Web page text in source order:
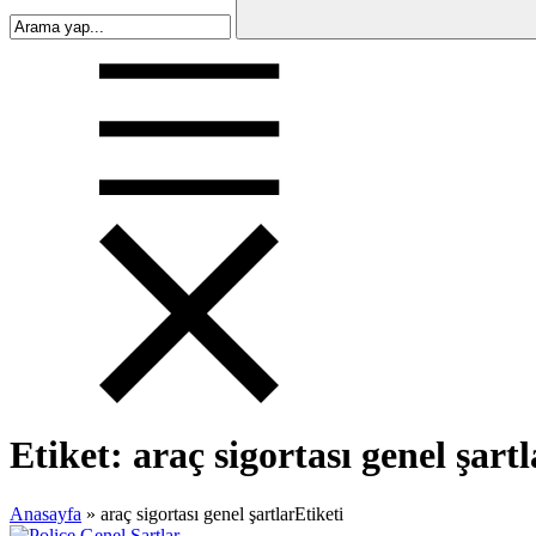
Etiket: araç sigortası genel
Anasayfa » araç sigortası genel şartlarEtiketi